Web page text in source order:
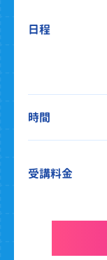
日程
時間
受講料金